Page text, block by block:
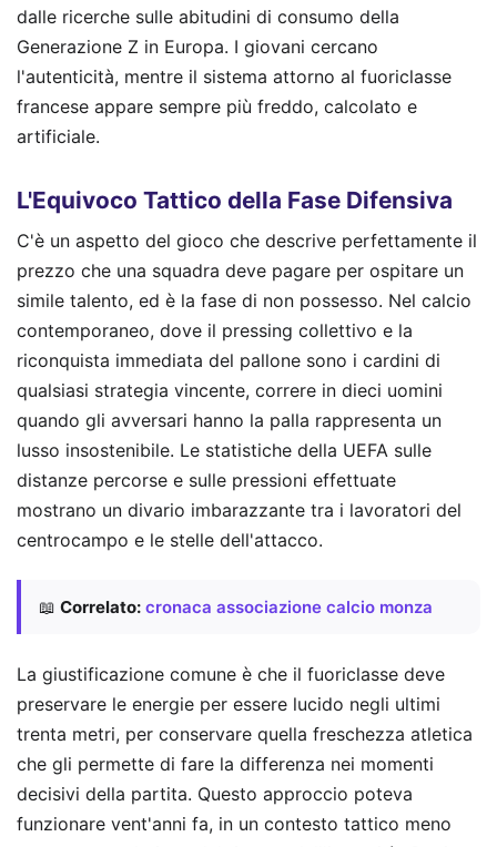
dalle ricerche sulle abitudini di consumo della
Generazione Z in Europa. I giovani cercano
l'autenticità, mentre il sistema attorno al fuoriclasse
francese appare sempre più freddo, calcolato e
artificiale.
L'Equivoco Tattico della Fase Difensiva
C'è un aspetto del gioco che descrive perfettamente il
prezzo che una squadra deve pagare per ospitare un
simile talento, ed è la fase di non possesso. Nel calcio
contemporaneo, dove il pressing collettivo e la
riconquista immediata del pallone sono i cardini di
qualsiasi strategia vincente, correre in dieci uomini
quando gli avversari hanno la palla rappresenta un
lusso insostenibile. Le statistiche della UEFA sulle
distanze percorse e sulle pressioni effettuate
mostrano un divario imbarazzante tra i lavoratori del
centrocampo e le stelle dell'attacco.
📖 Correlato: cronaca associazione calcio monza
La giustificazione comune è che il fuoriclasse deve
preservare le energie per essere lucido negli ultimi
trenta metri, per conservare quella freschezza atletica
che gli permette di fare la differenza nei momenti
decisivi della partita. Questo approccio poteva
funzionare vent'anni fa, in un contesto tattico meno